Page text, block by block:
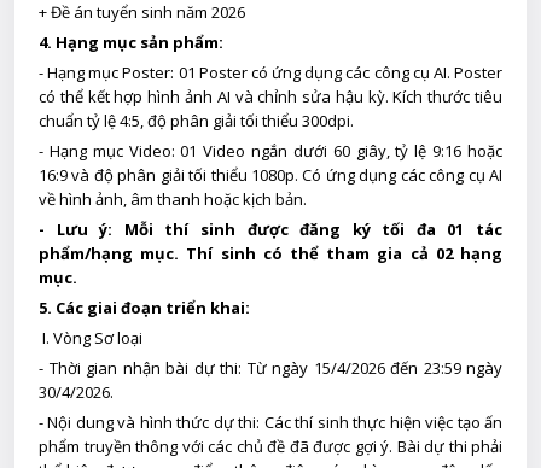
+ Đề án tuyển sinh năm 2026
4. Hạng mục sản phẩm:
- Hạng mục Poster: 01 Poster có ứng dụng các công cụ AI. Poster
có thể kết hợp hình ảnh AI và chỉnh sửa hậu kỳ. Kích thước tiêu
chuẩn tỷ lệ 4:5, độ phân giải tối thiểu 300dpi.
- Hạng mục Video: 01 Video ngắn dưới 60 giây, tỷ lệ 9:16 hoặc
16:9 và độ phân giải tối thiểu 1080p. Có ứng dụng các công cụ AI
về hình ảnh, âm thanh hoặc kịch bản.
- Lưu ý:
Mỗi thí sinh được đăng ký tối đa 01 tác
phẩm/hạng mục. Thí sinh có thể tham gia cả 02 hạng
mục.
5. Các giai đoạn triển khai:
I. Vòng Sơ loại
- Thời gian nhận bài dự thi: Từ ngày 15/4/2026 đến 23:59 ngày
30/4/2026.
- Nội dung và hình thức dự thi: Các thí sinh thực hiện việc tạo ấn
phẩm truyền thông với các chủ đề đã được gợi ý. Bài dự thi phải